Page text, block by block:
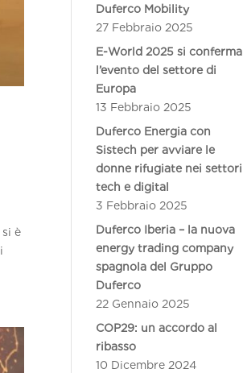
è
Duferco Mobility
27 Febbraio 2025
E-World 2025 si conferma
l’evento del settore di
Europa
13 Febbraio 2025
Duferco Energia con
Sistech per avviare le
donne rifugiate nei settori
tech e digital
3 Febbraio 2025
Duferco Iberia – la nuova
energy trading company
spagnola del Gruppo
Duferco
22 Gennaio 2025
COP29: un accordo al
ribasso
10 Dicembre 2024